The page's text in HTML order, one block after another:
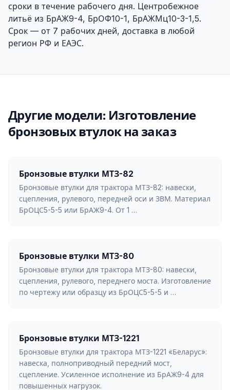
сроки в течение рабочего дня. Центробежное
литьё из БрАЖ9-4, БрОФ10-1, БрАЖМц10-3-1,5.
Срок — от 7 рабочих дней, доставка в любой
регион РФ и ЕАЭС.
Другие модели: Изготовление
бронзовых втулок на заказ
Бронзовые втулки МТЗ-82
Бронзовые втулки для трактора МТЗ-82: навески,
сцепления, рулевого, передней оси и ЗВМ. Материал
БрОЦС5-5-5 или БрАЖ9-4. От 1 …
Бронзовые втулки МТЗ-80
Бронзовые втулки для трактора МТЗ-80: навески,
сцепления, рулевого, переднего моста. Изготовление
по чертежу или образцу из БрОЦС5-5-5 и …
Бронзовые втулки МТЗ-1221
Бронзовые втулки для трактора МТЗ-1221 «Беларус»:
навеска, полноприводный передний мост,
сцепление. Усиленное исполнение из БрАЖ9-4 для
повышенных нагрузок.